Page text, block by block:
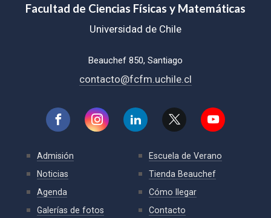
Facultad de Ciencias Físicas y Matemáticas
Universidad de Chile
Beauchef 850, Santiago
contacto@fcfm.uchile.cl
Admisión
Noticias
Agenda
Galerías de fotos
Escuela de Verano
Tienda Beauchef
Cómo llegar
Contacto